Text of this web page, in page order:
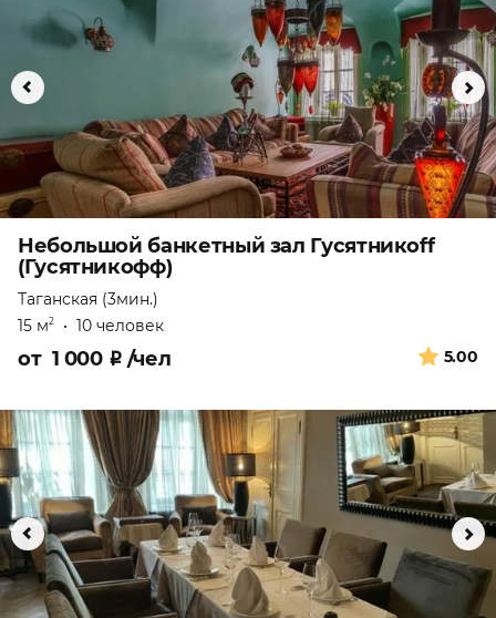
Небольшой банкетный зал Гусятникоff
(Гусятникофф)
Таганская (3мин.)
15 м2 • 10 человек
5.00
от 1 000 ₽ /чел